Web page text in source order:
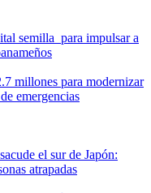
semilla para impulsar a
millones para modernizar
emergencias
el sur de Japón:
atrapadas